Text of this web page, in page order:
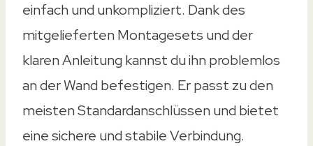
AmazonEbay
AmazonEbay
AmazonEbay
AmazonEbay
einfach und unkompliziert. Dank des
mitgelieferten Montagesets und der
klaren Anleitung kannst du ihn problemlos
an der Wand befestigen. Er passt zu den
meisten Standardanschlüssen und bietet
eine sichere und stabile Verbindung.